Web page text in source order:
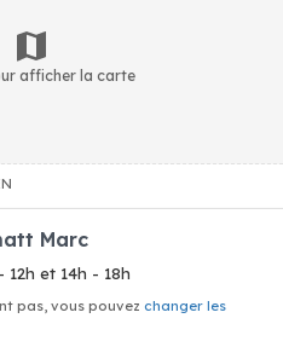
afficher la carte
Marc
et 14h - 18h
pas, vous pouvez changer les